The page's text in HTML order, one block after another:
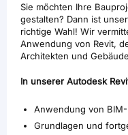
Sie möchten Ihre
gestalten? Dann ist
richtige Wahl! Wir
Anwendung von Revit,
Architekten und
In unserer Autodesk
Anwendung von
Grundlagen und